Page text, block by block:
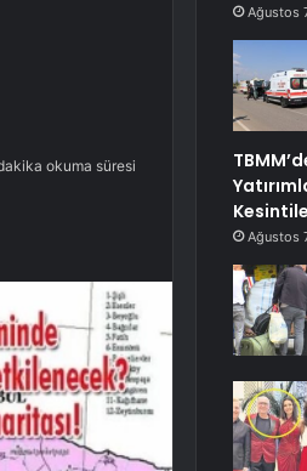
okuma süresi
Ağustos
Ağustos